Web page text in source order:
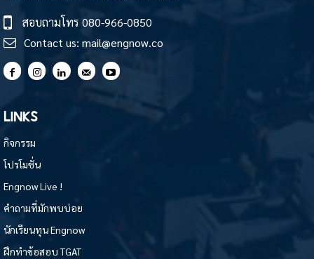
สอบถามโทร 080-966-0850
Contact us: mail@engnow.co
LINKS
กิจกรรม
โปรโมชั่น
Engnow Live !
คำถามที่มักพบบ่อย
นักเรียนทุน Engnow
ฝึกทำข้อสอบ TGAT